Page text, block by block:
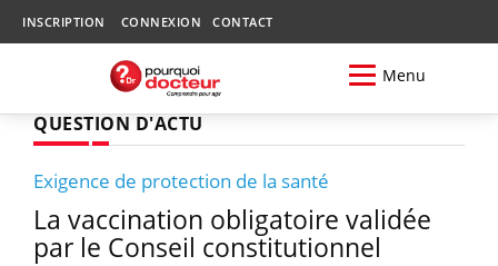
INSCRIPTION CONNEXION CONTACT
Menu
QUESTION D'ACTU
Exigence de protection de la santé
La vaccination obligatoire validée
par le Conseil constitutionnel